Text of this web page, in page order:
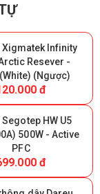
Xigmatek Infinity
Resever -
(Ngược)
đ
Segotep HW U5
500W - Active
PFC
đ